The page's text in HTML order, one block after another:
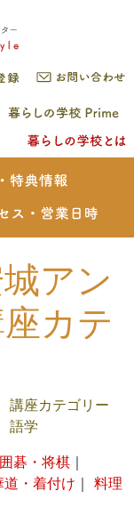
アン
カテ
講座カテゴリー
語学
囲碁・将棋 ｜
道・着付け ｜ 料理